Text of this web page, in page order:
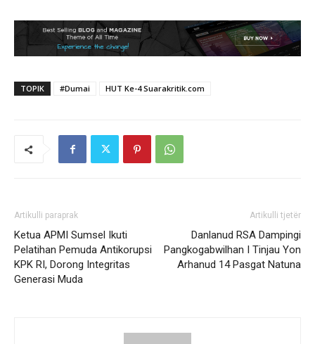
TOPIK #Dumai HUT Ke-4 Suarakritik.com
Artikulli paraprak
Ketua APMI Sumsel Ikuti
Pelatihan Pemuda Antikorupsi
KPK RI, Dorong Integritas
Generasi Muda
Artikulli tjetër
Danlanud RSA Dampingi
Pangkogabwilhan I Tinjau Yon
Arhanud 14 Pasgat Natuna